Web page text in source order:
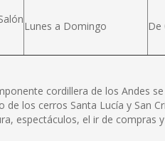
Lunes a Domingo De
cordillera de los Andes
los cerros Santa Lucía y San
espectáculos, el ir de